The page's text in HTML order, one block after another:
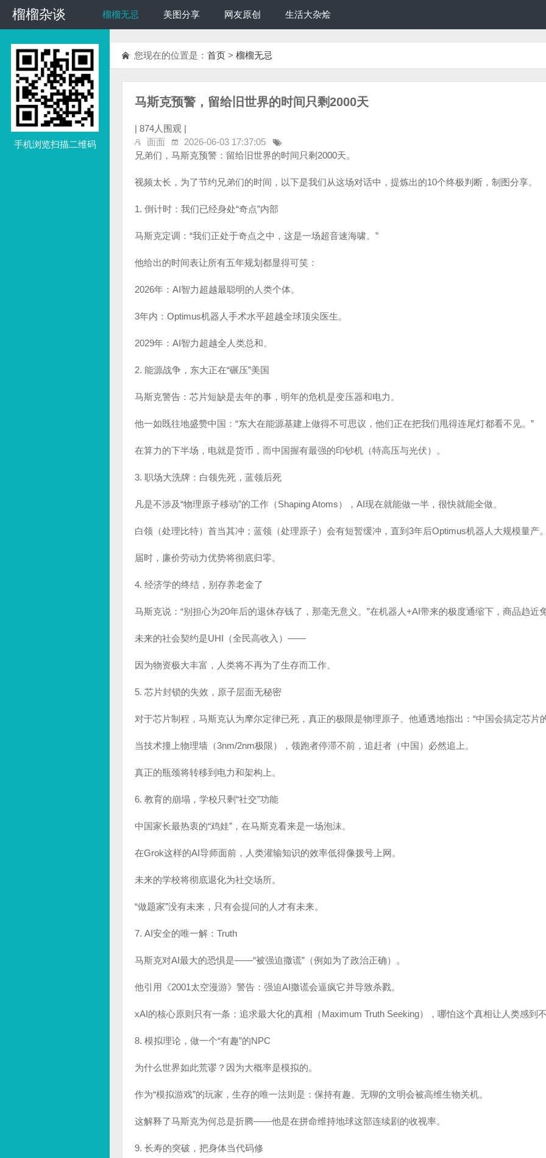
榴榴杂谈
榴榴杂谈 榴榴无忌 美图分享 网友原创 生活大杂烩
手机浏览扫描二维码
您现在的位置是： 首页 > 榴榴无忌
马斯克预警，留给旧世界的时间只剩2000天
| 874人围观 |
面面
2026-06-03 17:37:05
兄弟们，马斯克预警：留给旧世界的时间只剩2000天。
视频太长，为了节约兄弟们的时间，以下是我们从这场对话中，提炼出的10个终极判断，制图分享。
1. 倒计时：我们已经身处“奇点”内部
马斯克定调：“我们正处于奇点之中，这是一场超音速海啸。”
他给出的时间表让所有五年规划都显得可笑：
2026年：AI智力超越最聪明的人类个体。
3年内：Optimus机器人手术水平超越全球顶尖医生。
2029年：AI智力超越全人类总和。
2. 能源战争，东大正在“碾压”美国
马斯克警告：芯片短缺是去年的事，明年的危机是变压器和电力。
他一如既往地盛赞中国：“东大在能源基建上做得不可思议，他们正在把我们甩得连尾灯都看不见。”
在算力的下半场，电就是货币，而中国握有最强的印钞机（特高压与光伏）。
3. 职场大洗牌：白领先死，蓝领后死
凡是不涉及“物理原子移动”的工作（Shaping Atoms），AI现在就能做一半，很快就能全做。
白领（处理比特）首当其冲；蓝领（处理原子）会有短暂缓冲，直到3年后Optimus机器人大规模量产
届时，廉价劳动力优势将彻底归零。
4. 经济学的终结，别存养老金了
马斯克说：“别担心为20年后的退休存钱了，那毫无意义。”在机器人+AI带来的极度通缩下，商品趋近
未来的社会契约是UHI（全民高收入）——
因为物资极大丰富，人类将不再为了生存而工作。
5. 芯片封锁的失效，原子层面无秘密
对于芯片制程，马斯克认为摩尔定律已死，真正的极限是物理原子。他通透地指出：“中国会搞定芯片
当技术撞上物理墙（3nm/2nm极限），领跑者停滞不前，追赶者（中国）必然追上。
真正的瓶颈将转移到电力和架构上。
6. 教育的崩塌，学校只剩“社交”功能
中国家长最热衷的“鸡娃”，在马斯克看来是一场泡沫。
在Grok这样的AI导师面前，人类灌输知识的效率低得像拨号上网。
未来的学校将彻底退化为社交场所。
“做题家”没有未来，只有会提问的人才有未来。
7. AI安全的唯一解：Truth
马斯克对AI最大的恐惧是——“被强迫撒谎”（例如为了政治正确）。
他引用《2001太空漫游》警告：强迫AI撒谎会逼疯它并导致杀戮。
xAI的核心原则只有一条：追求最大化的真相（Maximum Truth Seeking），哪怕这个真相让人类感到
8. 模拟理论，做一个“有趣”的NPC
为什么世界如此荒谬？因为大概率是模拟的。
作为“模拟游戏”的玩家，生存的唯一法则是：保持有趣。无聊的文明会被高维生物关机。
这解释了马斯克为何总是折腾——他是在拼命维持地球这部连续剧的收视率。
9. 长寿的突破，把身体当代码修